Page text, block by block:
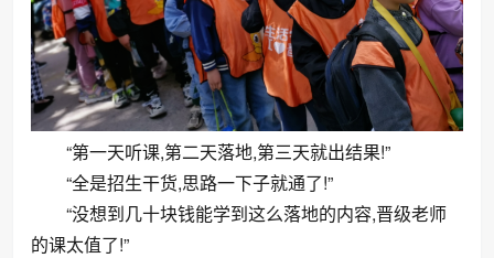
“第一天听课,第二天落地,第三天就出结果!”
“全是招生干货,思路一下子就通了!”
“没想到几十块钱能学到这么落地的内容,晋级老师
的课太值了!”